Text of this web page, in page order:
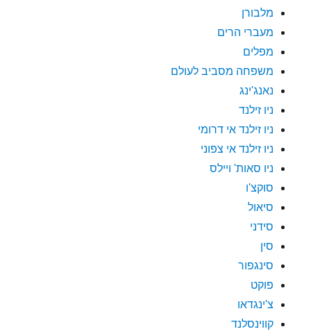
מלבורן
מעברי הרים
מפלים
משפחה מסביב לעולם
נאנג'ינג
ניו זילנד
ניו זילנד אי דרומי
ניו זילנד אי צפוני
ניו סאות' ויילס
סוקצ'ו
סיאול
סידני
סין
סינגפור
פוקט
צ'ינגדאו
קווינסלנד